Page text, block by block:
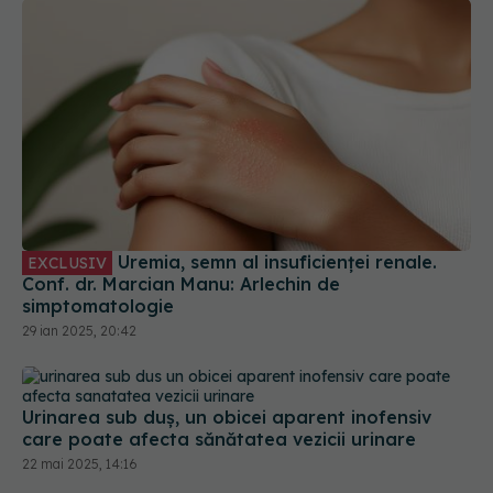
EXCLUSIV
Uremia, semn al insuficienței renale.
Conf. dr. Marcian Manu: Arlechin de
simptomatologie
29 ian 2025, 20:42
Urinarea sub duș, un obicei aparent inofensiv
care poate afecta sănătatea vezicii urinare
22 mai 2025, 14:16